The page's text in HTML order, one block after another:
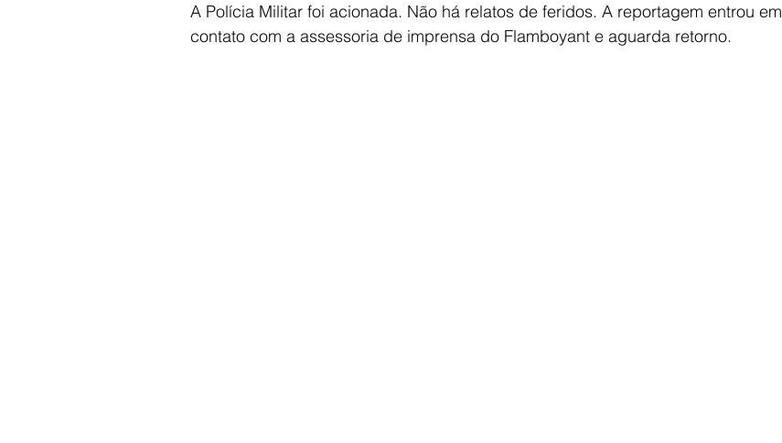
A Polícia Militar foi acionada. Não há relatos de feridos. A reportagem entrou em
contato com a assessoria de imprensa do Flamboyant e aguarda retorno.